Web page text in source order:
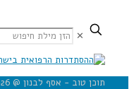
✕
תוכן טוב - אסף לבנון @ 2026